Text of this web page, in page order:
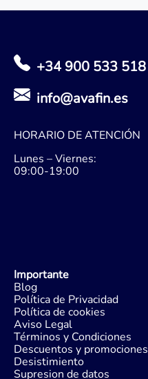
+34 900 533 518
info@avafin.es
HORARIO DE ATENCIÓN
Lunes – Viernes:
09:00-19:00
Importante
Blog
Política de Privacidad
Política de cookies
Aviso Legal
Términos y Condiciones
Descuentos y promociones
Desistimiento
Supresion de datos